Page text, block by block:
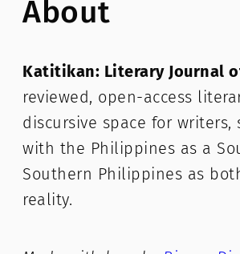
About
Katitikan: Literary Journal
reviewed, open-access
discursive space for
with the Philippines as a
Southern Philippines as
reality.